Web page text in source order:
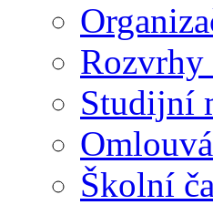
Rozvrhy
Studijní
Školní